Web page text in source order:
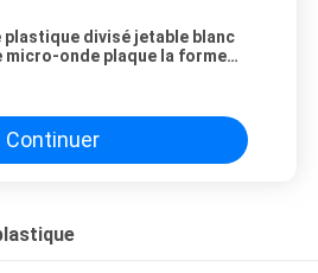
plastique divisé jetable blanc
micro-onde plaque la forme
Continuer